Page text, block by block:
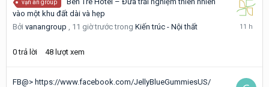
vạn an group
vào một khu đất dài và hẹp
Bởi vanangroup , 11 giờ trướctrong Kiến trúc - Nội thất
0 trả lời 48 lượt xem
11
FB@> https://www.facebook.com/JellyBlueGummiesUS/